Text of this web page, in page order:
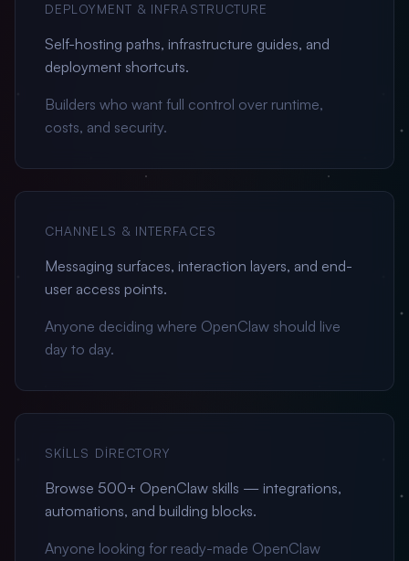
DEPLOYMENT & INFRASTRUCTURE
Self-hosting paths, infrastructure guides, and
deployment shortcuts.
Builders who want full control over runtime,
costs, and security.
CHANNELS & INTERFACES
Messaging surfaces, interaction layers, and end-
user access points.
Anyone deciding where OpenClaw should live
day to day.
SKILLS DIRECTORY
Browse 500+ OpenClaw skills — integrations,
automations, and building blocks.
Anyone looking for ready-made OpenClaw